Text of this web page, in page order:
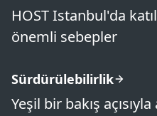
HOST Istanbul'da
önemli sebepler
Sürdürülebilirlik
Yeşil bir bakış